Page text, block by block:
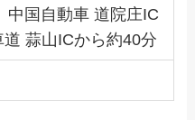
中国自動車 道院庄IC
蒜山ICから約40分